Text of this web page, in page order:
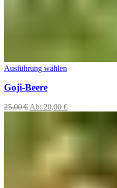
Ausführung wählen
Goji-Beere
25,00€ Ab: 20,00 €